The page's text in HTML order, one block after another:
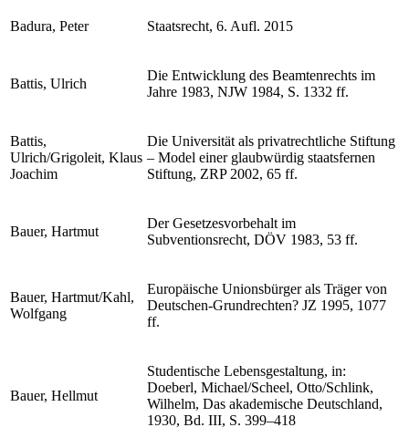
Badura, Peter Staatsrecht, 6. Aufl. 2015
Battis, Ulrich
Die Entwicklung des Beamtenrechts im
Jahre 1983, NJW 1984, S. 1332 ff.
Battis,
Ulrich/Grigoleit, Klaus
Joachim
Die Universität als privatrechtliche Stiftung
– Model einer glaubwürdig staatsfernen
Stiftung, ZRP 2002, 65 ff.
Bauer, Hartmut
Der Gesetzesvorbehalt im
Subventionsrecht, DÖV 1983, 53 ff.
Bauer, Hartmut/Kahl,
Wolfgang
Europäische Unionsbürger als Träger von
Deutschen-Grundrechten? JZ 1995, 1077
ff.
Bauer, Hellmut
Studentische Lebensgestaltung, in:
Doeberl, Michael/Scheel, Otto/Schlink,
Wilhelm, Das akademische Deutschland,
1930, Bd. III, S. 399–418